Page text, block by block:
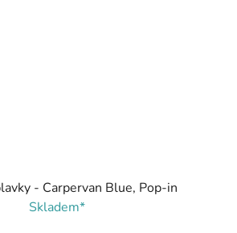
- Carpervan Blue, Pop-in
Skladem*